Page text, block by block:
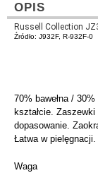
OPIS
Russell Collection
Źródło: J932F, R-932F-0
70% bawełna /
kształcie.
dopasowanie.
Łatwa w
Waga